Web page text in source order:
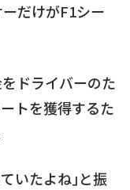
だけがF1シー
ドライバーのた
トを獲得するた
いたよね｣と振